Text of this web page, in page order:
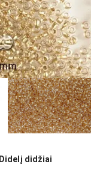
Didelį didžiai